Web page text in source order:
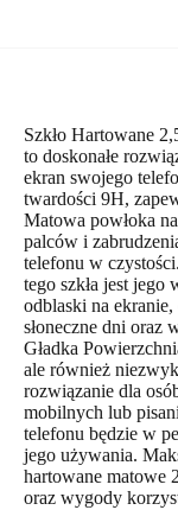
Szkło Hartowane
to doskonałe
ekran swojego
twardości 9H,
Matowa powłoka
palców i
telefonu w
tego szkła jest jego
odblaski na
słoneczne dni oraz
Gładka
ale również
rozwiązanie dla
mobilnych lub
telefonu będzie w
jego używania.
hartowane matowe
oraz wygody